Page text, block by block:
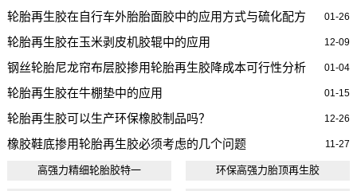
配方
01-26
轮胎再生胶在自行车外胎胎面胶中的应用方式与硫化配方
12-09
轮胎再生胶在玉米剥皮机胶辊中的应用
01-04
钢丝轮胎尼龙帘布层胶掺用轮胎再生胶降成本可行性分析
01-15
轮胎再生胶在牛棚垫中的应用
12-26
轮胎再生胶可以生产环保橡胶制品吗？
11-27
橡胶鞋底掺用轮胎再生胶必须考虑的几个问题
高强力精细轮胎胶特一 环保高强力胎顶再生胶